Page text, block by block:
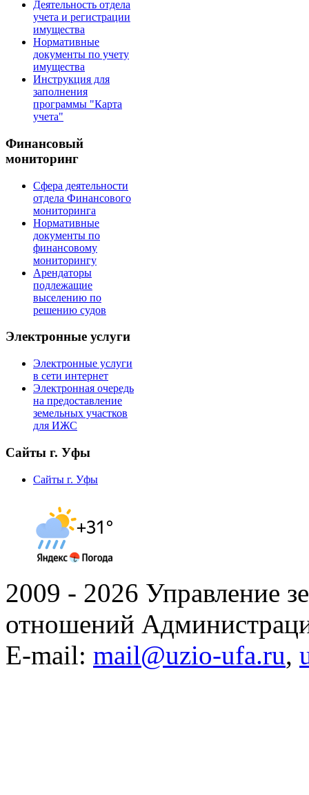
Деятельность отдела
учета и регистрации
имущества
Нормативные
документы по учету
имущества
Инструкция для
заполнения
программы "Карта
учета"
Финансовый
мониторинг
Сфера деятельности
отдела Финансового
мониторинга
Нормативные
документы по
финансовому
мониторингу
Арендаторы
подлежащие
выселению по
решению судов
Электронные услуги
Электронные услуги
в сети интернет
Электронная очередь
на предоставление
земельных участков
для ИЖС
Сайты г. Уфы
Сайты г. Уфы
2009 - 2026 Управление
отношений
E-mail: mail@uzio-ufa.ru,